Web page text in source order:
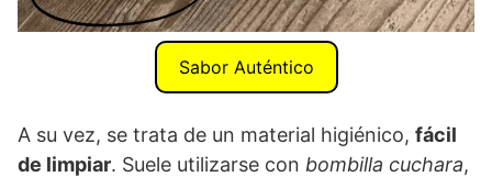
Sabor Auténtico
A su vez, se trata de un material higiénico, fácil
de limpiar. Suele utilizarse con bombilla cuchara,